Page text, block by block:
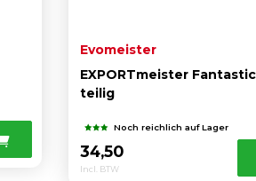
Evomeister
EXPORTmeister
teilig
Noch reichlich auf Lager
34,50
Incl. BTW